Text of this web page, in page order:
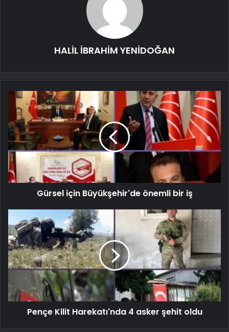
HALİL İBRAHİM YENİDOĞAN
Gürsel için Büyükşehir'de önemli bir iş
Pençe Kilit Harekatı'nda 4 asker şehit oldu